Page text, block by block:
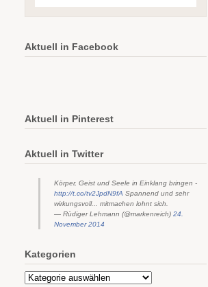
Aktuell in Facebook
Aktuell in Pinterest
Aktuell in Twitter
Körper, Geist und Seele in Einklang bringen -
http://t.co/tv2JpdN9fA Spannend und sehr
wirkungsvoll... mitmachen lohnt sich.
— Rüdiger Lehmann (@markenreich) 24.
November 2014
Kategorien